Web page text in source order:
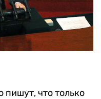
пишут, что только